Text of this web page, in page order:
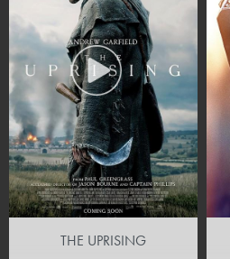
THE UPRISING